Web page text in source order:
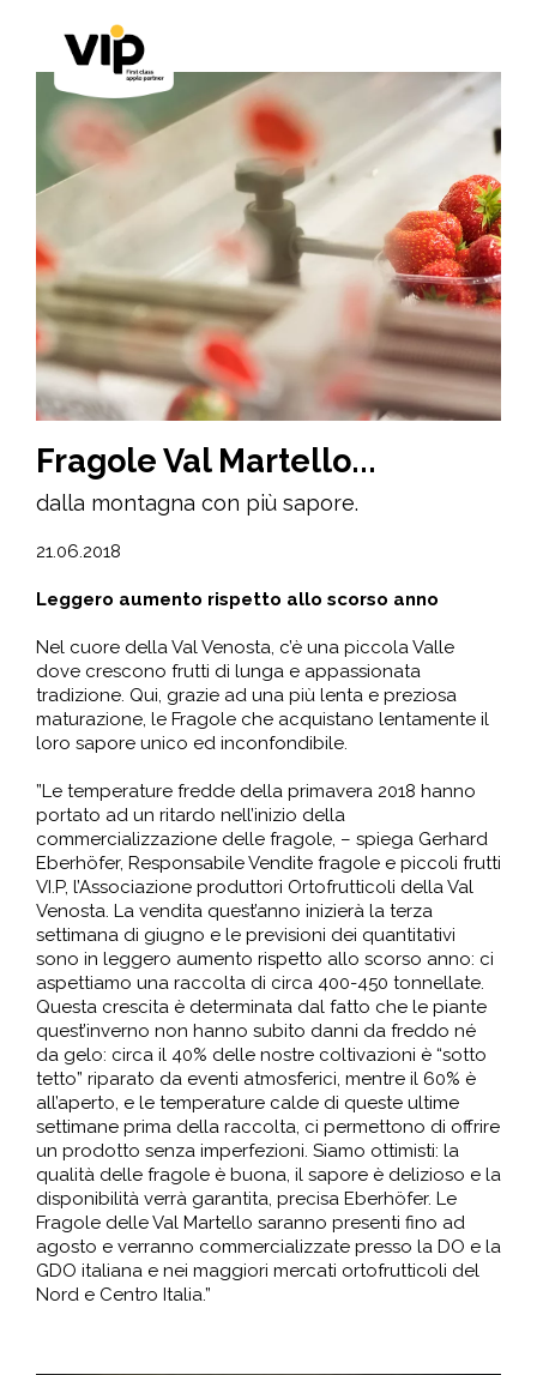
Fragole Val Martello...
dalla montagna con più sapore.
21.06.2018
Leggero aumento rispetto allo scorso anno
Nel cuore della Val Venosta, c’è una piccola Valle
dove crescono frutti di lunga e appassionata
tradizione. Qui, grazie ad una più lenta e preziosa
maturazione, le Fragole che acquistano lentamente il
loro sapore unico ed inconfondibile.
”Le temperature fredde della primavera 2018 hanno
portato ad un ritardo nell’inizio della
commercializzazione delle fragole, – spiega Gerhard
Eberhöfer, Responsabile Vendite fragole e piccoli frutti
VI.P, l’Associazione produttori Ortofrutticoli della Val
Venosta. La vendita quest’anno inizierà la terza
settimana di giugno e le previsioni dei quantitativi
sono in leggero aumento rispetto allo scorso anno: ci
aspettiamo una raccolta di circa 400-450 tonnellate.
Questa crescita è determinata dal fatto che le piante
quest’inverno non hanno subito danni da freddo né
da gelo: circa il 40% delle nostre coltivazioni è “sotto
tetto” riparato da eventi atmosferici, mentre il 60% è
all’aperto, e le temperature calde di queste ultime
settimane prima della raccolta, ci permettono di offrire
un prodotto senza imperfezioni. Siamo ottimisti: la
qualità delle fragole è buona, il sapore è delizioso e la
disponibilità verrà garantita, precisa Eberhöfer. Le
Fragole delle Val Martello saranno presenti fino ad
agosto e verranno commercializzate presso la DO e la
GDO italiana e nei maggiori mercati ortofrutticoli del
Nord e Centro Italia.”